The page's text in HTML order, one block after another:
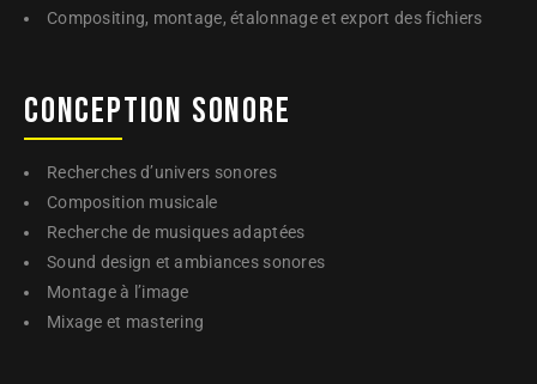
Compositing, montage, étalonnage et export des fichiers
CONCEPTION SONORE
Recherches d’univers sonores
Composition musicale
Recherche de musiques adaptées
Sound design et ambiances sonores
Montage à l’image
Mixage et mastering